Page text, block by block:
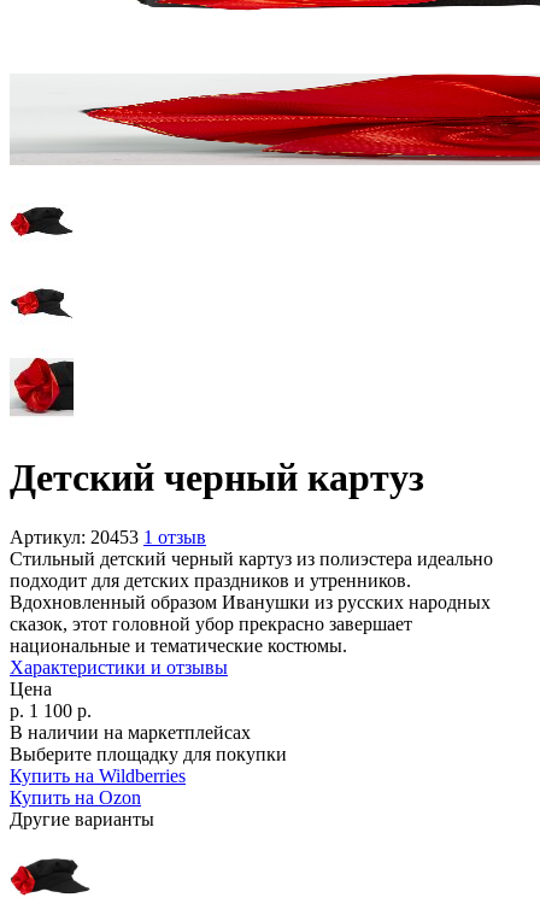
Детский черный картуз
Артикул: 20453 1 отзыв
Стильный детский черный картуз из полиэстера идеально
подходит для детских праздников и утренников.
Вдохновленный образом Иванушки из русских народных
сказок, этот головной убор прекрасно завершает
национальные и тематические костюмы.
Характеристики и отзывы
Цена
р. 1 100 р.
В наличии на маркетплейсах
Выберите площадку для покупки
Купить на Wildberries
Купить на Ozon
Другие варианты